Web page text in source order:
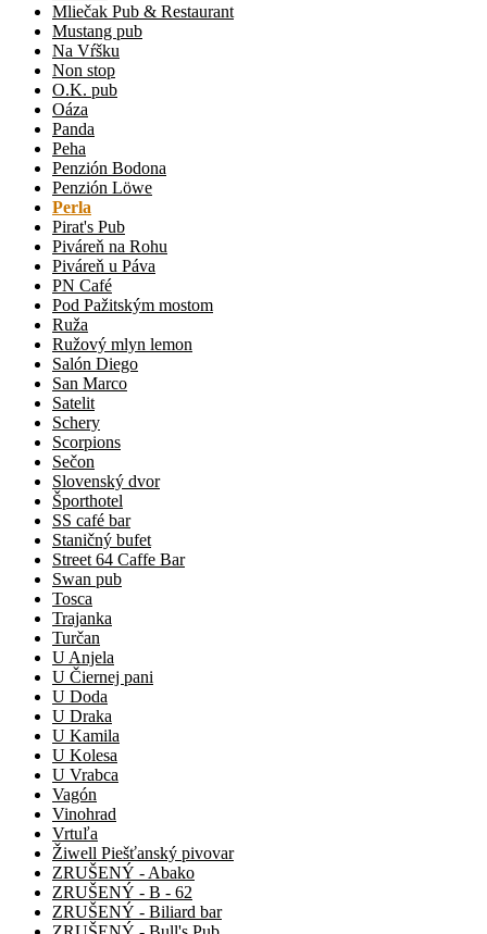
Mliečak Pub & Restaurant
Mustang pub
Na Vŕšku
Non stop
O.K. pub
Oáza
Panda
Peha
Penzión Bodona
Penzión Löwe
Perla
Pirat's Pub
Piváreň na Rohu
Piváreň u Páva
PN Café
Pod Pažitským mostom
Ruža
Ružový mlyn lemon
Salón Diego
San Marco
Satelit
Schery
Scorpions
Sečon
Slovenský dvor
Športhotel
SS café bar
Staničný bufet
Street 64 Caffe Bar
Swan pub
Tosca
Trajanka
Turčan
U Anjela
U Čiernej pani
U Doda
U Draka
U Kamila
U Kolesa
U Vrabca
Vagón
Vinohrad
Vrtuľa
Žiwell Piešťanský pivovar
ZRUŠENÝ - Abako
ZRUŠENÝ - B - 62
ZRUŠENÝ - Biliard bar